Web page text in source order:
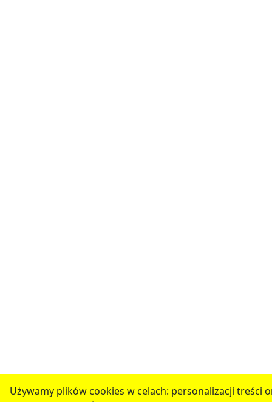
Używamy plików cookies w celach: personalizacji treści